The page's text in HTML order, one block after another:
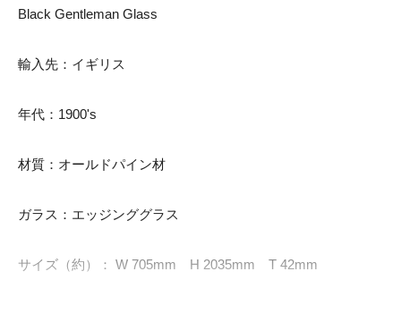
Black Gentleman Glass
輸入先：イギリス
年代：1900's
材質：オールドパイン材
ガラス：エッジンググラス
サイズ（約）： W 705mm　H 2035mm　T 42mm